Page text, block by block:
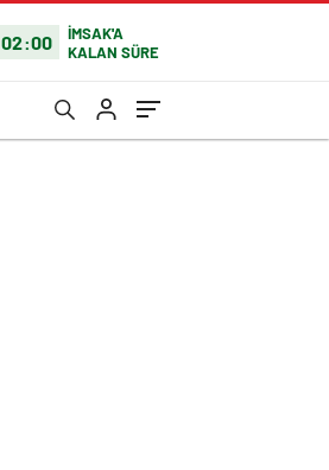
02:00
İMSAK'A
KALAN SÜRE